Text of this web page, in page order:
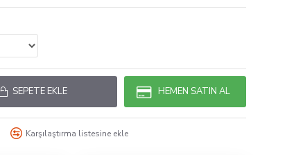
SEPETE EKLE HEMEN SATIN AL
Karşılaştırma listesine ekle